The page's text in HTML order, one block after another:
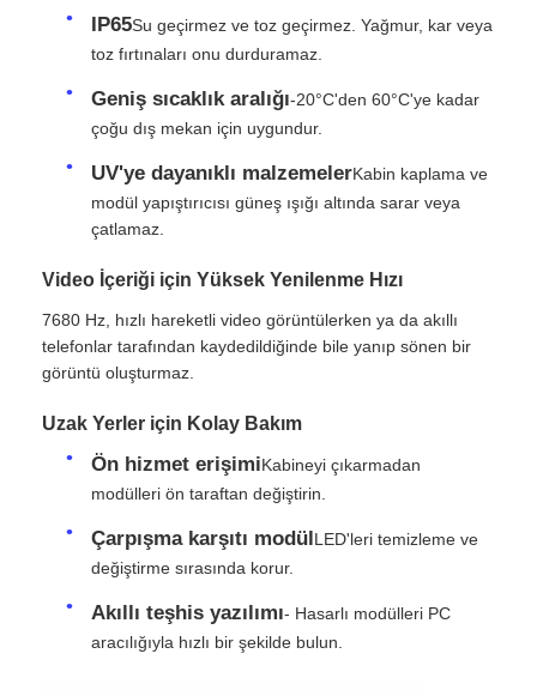
Bir İndirim İste
LED Video Duvar Ekranı
LED ekran ekranı
konser led ekranı
Sahne LED ekran kiralama
IP65Su geçirmez ve toz geçirmez. Yağmur, kar veya
toz fırtınaları onu durduramaz.
Geniş sıcaklık aralığı-20°C'den 60°C'ye kadar
çoğu dış mekan için uygundur.
UV'ye dayanıklı malzemelerKabin kaplama ve
modül yapıştırıcısı güneş ışığı altında sarar veya
çatlamaz.
Video İçeriği için Yüksek Yenilenme Hızı
7680 Hz, hızlı hareketli video görüntülerken ya da akıllı
telefonlar tarafından kaydedildiğinde bile yanıp sönen bir
görüntü oluşturmaz.
Uzak Yerler için Kolay Bakım
Ön hizmet erişimiKabineyi çıkarmadan
modülleri ön taraftan değiştirin.
Çarpışma karşıtı modül LED'leri temizleme ve
değiştirme sırasında korur.
Akıllı teşhis yazılımı- Hasarlı modülleri PC
aracılığıyla hızlı bir şekilde bulun.